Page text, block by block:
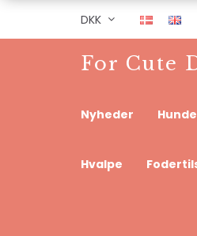
DKK
For Cute
Nyheder
Hvalpe